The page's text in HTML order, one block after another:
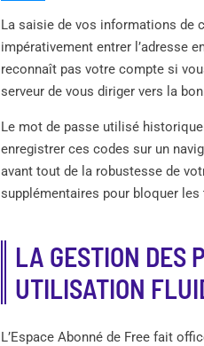
La saisie de vos informations de
impérativement entrer l’adresse
reconnaît pas votre compte si
serveur de vous diriger vers la
Le mot de passe utilisé
enregistrer ces codes sur un
avant tout de la robustesse de
supplémentaires pour bloquer
LA GESTION DES
UTILISATION
L’Espace Abonné de Free fait